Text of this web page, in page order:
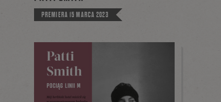
PREMIERA15 MARCA 2023